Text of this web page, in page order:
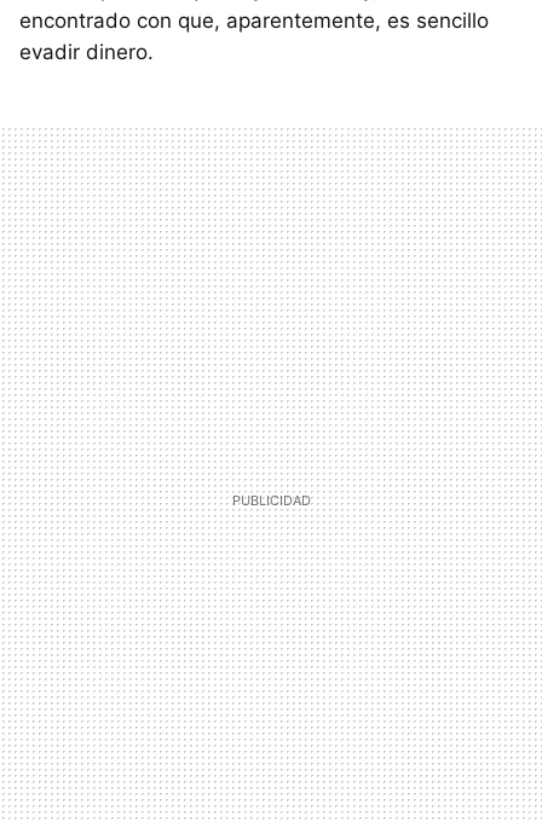
encontrado con que, aparentemente, es sencillo
evadir dinero.